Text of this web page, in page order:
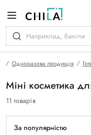
Одноразова продукція
Міні косметика
11 товарів
За популярністю
гамі